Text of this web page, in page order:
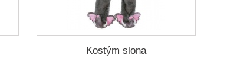
Kostým slona